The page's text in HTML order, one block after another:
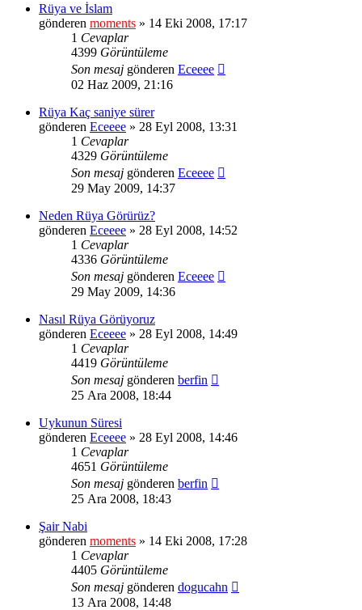
Rüya ve İslam
gönderen moments » 14 Eki 2008, 17:17
1 Cevaplar
4399 Görüntüleme
Son mesaj gönderen Eceeee
02 Haz 2009, 21:16
Rüya Kaç saniye sürer
gönderen Eceeee » 28 Eyl 2008, 13:31
1 Cevaplar
4329 Görüntüleme
Son mesaj gönderen Eceeee
29 May 2009, 14:37
Neden Rüya Görürüz?
gönderen Eceeee » 28 Eyl 2008, 14:52
1 Cevaplar
4336 Görüntüleme
Son mesaj gönderen Eceeee
29 May 2009, 14:36
Nasıl Rüya Görüyoruz
gönderen Eceeee » 28 Eyl 2008, 14:49
1 Cevaplar
4419 Görüntüleme
Son mesaj gönderen berfin
25 Ara 2008, 18:44
Uykunun Süresi
gönderen Eceeee » 28 Eyl 2008, 14:46
1 Cevaplar
4651 Görüntüleme
Son mesaj gönderen berfin
25 Ara 2008, 18:43
Şair Nabi
gönderen moments » 14 Eki 2008, 17:28
1 Cevaplar
4405 Görüntüleme
Son mesaj gönderen dogucahn
13 Ara 2008, 14:48